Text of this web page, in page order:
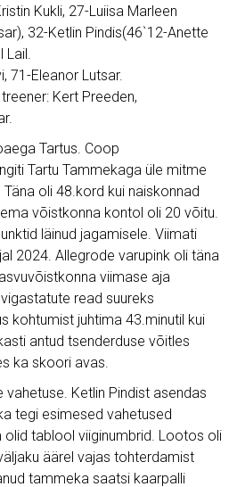
Kukli, 27-Luiisa Marleen
32-Ketlin Pindis(46`12-Anette
Lail.
71-Eleanor Lutsar.
Kert Preeden,
Tartus. Coop
Tartu Tammekaga üle mitme
oli 48.kord kui naiskonnad
võistkonna kontol oli 20 võitu.
läinud jagamisele. Viimati
2024. Allegrode varupink oli täna
viimase aja
read suureks
kohtumist juhtima 43.minutil kui
antud tsenderduse võitles
ka skoori avas.
Ketlin Pindist asendas
tegi esimesed vahetused
olid tablool viiginumbrid. Lootos oli
äärel vajas tohterdamist
tammeka saatsi kaarpalli